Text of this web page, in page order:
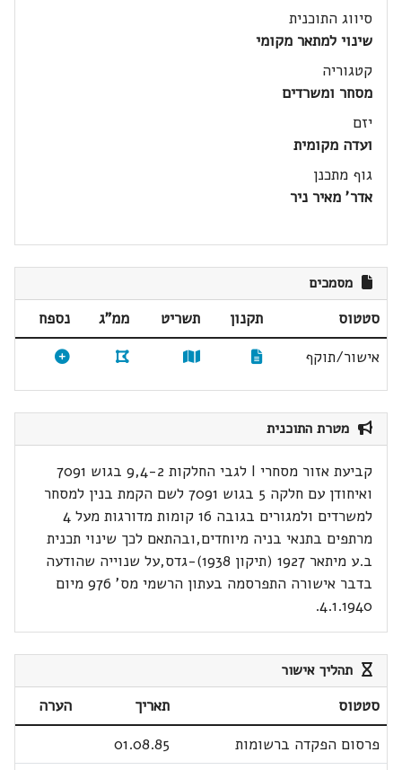
סיווג התוכנית
שינוי למתאר מקומי
קטגוריה
מסחר ומשרדים
יזם
ועדה מקומית
גוף מתכנן
אדר' מאיר ניר
מסמכים
סטטוס תקנון תשריט ממ"ג
נספח
אישור/תוקף
מטרת התוכנית
קביעת אזור מסחרי I לגבי החלקות 9,4-2 בגוש 7091
ואיחודן עם חלקה 5 בגוש 7091 לשם הקמת בנין למסחר
למשרדים ולמגורים בגובה 16 קומות מדורגות מעל 4
מרתפים בתנאי בניה מיוחדים,ובהתאם לכך שינוי תכנית
ב.ע מיתאר 1927 (תיקון 1938)-גדס,על שנוייה שהודעה
בדבר אישורה התפרסמה בעתון הרשמי מס' 976 מיום
4.1.1940.
תהליך אישור
סטטוס תאריך
הערה
פרסום הפקדה ברשומות
01.08.85